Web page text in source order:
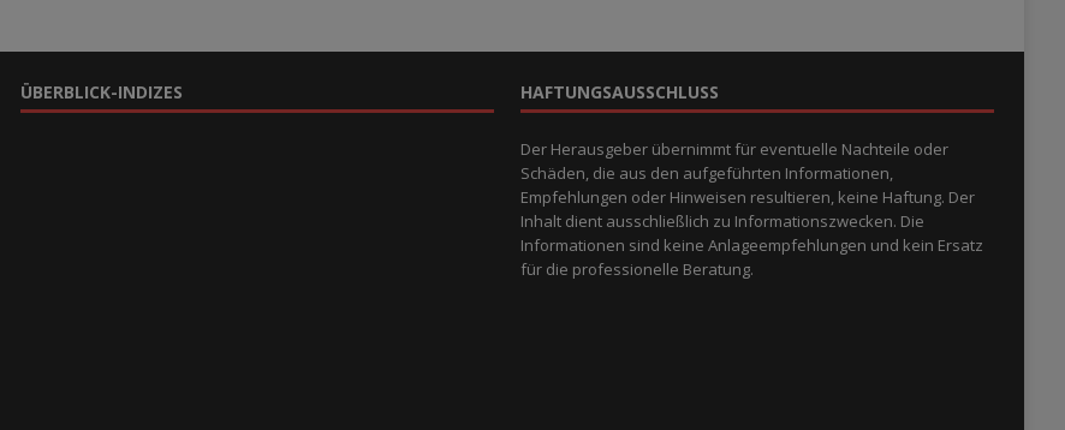
ÜBERBLICK-INDIZES HAFTUNGSAUSSCHLUSS
Der Herausgeber übernimmt für eventuelle Nachteile oder
Schäden, die aus den aufgeführten Informationen,
Empfehlungen oder Hinweisen resultieren, keine Haftung. Der
Inhalt dient ausschließlich zu Informationszwecken. Die
Informationen sind keine Anlageempfehlungen und kein Ersatz
für die professionelle Beratung.